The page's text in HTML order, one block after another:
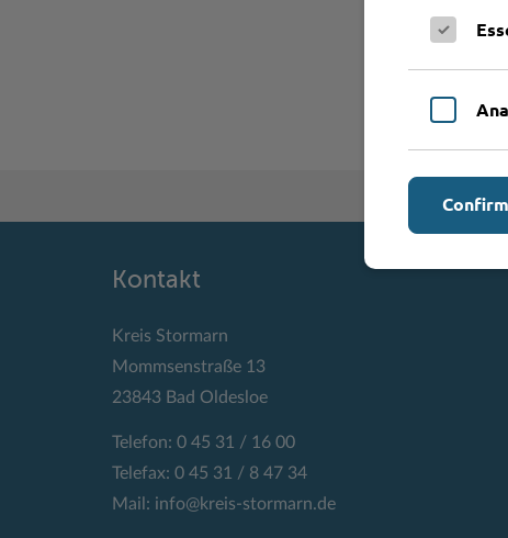
Kontakt
Kreis Stormarn
Mommsenstraße 13
23843 Bad Oldesloe
Telefon: 0 45 31 / 16 00
Telefax: 0 45 31 / 8 47 34
Mail: info@kreis-stormarn.de